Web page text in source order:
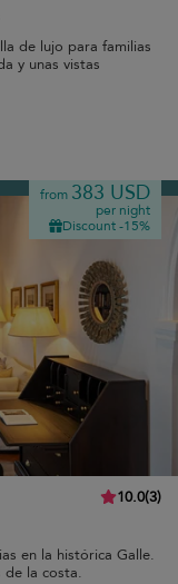
de lujo para familias
y unas vistas
from 383 USD
per night
Discount -15%
10.0(3)
en la histórica Galle.
de la costa.